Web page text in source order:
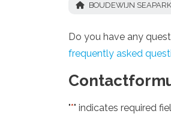
BOUDEWIJN SEAPARK
Do you have any
frequently asked
"*" indicates required